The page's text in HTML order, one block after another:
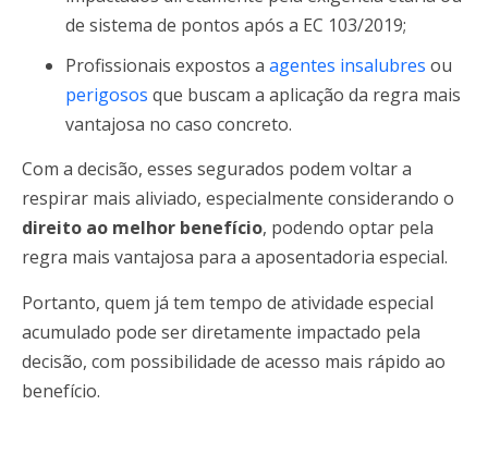
de sistema de pontos após a EC 103/2019;
Profissionais expostos a agentes insalubres ou
perigosos que buscam a aplicação da regra mais
vantajosa no caso concreto.
Com a decisão, esses segurados podem voltar a
respirar mais aliviado, especialmente considerando o
direito ao melhor benefício, podendo optar pela
regra mais vantajosa para a aposentadoria especial.
Portanto, quem já tem tempo de atividade especial
acumulado pode ser diretamente impactado pela
decisão, com possibilidade de acesso mais rápido ao
benefício.